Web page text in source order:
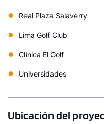
● Real Plaza Salaverry
● Lima Golf Club
● Clínica El Golf
● Universidades
Ubicación del